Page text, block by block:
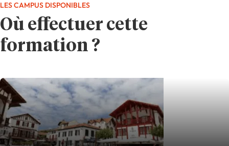
Où effectuer cette
formation ?
LES CAMPUS DISPONIBLES